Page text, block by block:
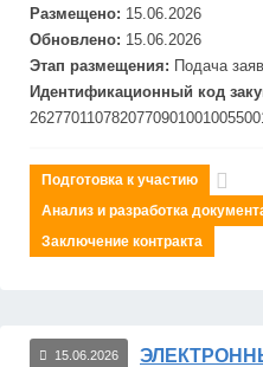
Размещено: 15.06.2026
Обновлено: 15.06.2026
Этап размещения: Подача
Идентификационный код
Подготовка к участию
Анализ и разработка
Заключение контракта
15.06.2026